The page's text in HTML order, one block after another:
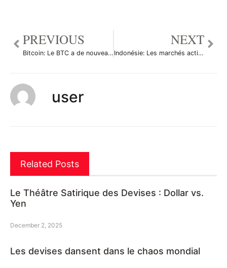
PREVIOUS
Bitcoin: Le BTC a de nouveau glissé hier soir, ETH et XRP suivent le mouvement
NEXT
Indonésie: Les marchés actions finissent en hausse; l’indice IDX Composite gagne 0,06%
user
Related Posts
Le Théâtre Satirique des Devises : Dollar vs.
Yen
December 2, 2025
Les devises dansent dans le chaos mondial